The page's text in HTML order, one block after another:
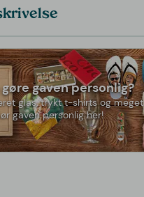
gaven personlig?
glas, trykt t-shirts og meget
gaven personlig her!